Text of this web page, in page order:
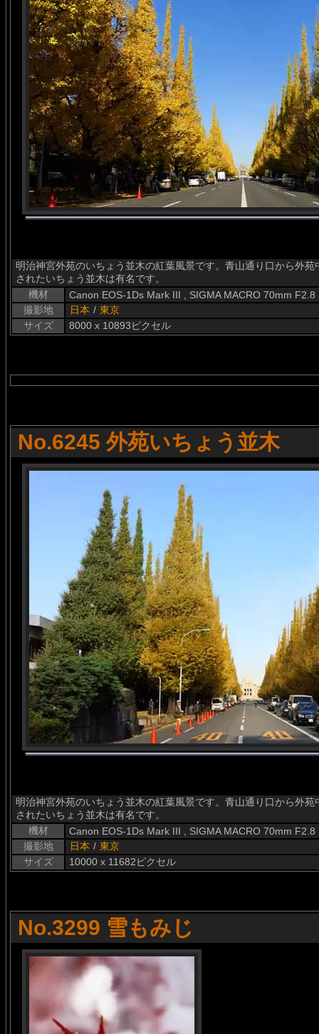
明治神宮外苑のいちょう並木の紅葉風景です。青山通り口から外
されたいちょう並木は有名です。
機材
Canon EOS-1Ds Mark III , SIGMA MACRO 70mm F2.8
撮影地
日本 / 東京
サイズ
8000 x 10893ピクセル
No.6245 外苑いちょう並木
明治神宮外苑のいちょう並木の紅葉風景です。青山通り口から外
されたいちょう並木は有名です。
機材
Canon EOS-1Ds Mark III , SIGMA MACRO 70mm F2.8
撮影地
日本 / 東京
サイズ
10000 x 11682ピクセル
No.3299 雪もみじ